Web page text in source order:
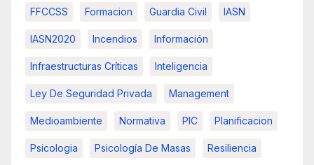
FFCCSS Formacion Guardia Civil IASN
IASN2020 Incendios Información
Infraestructuras Críticas Inteligencia
Ley De Seguridad Privada Management
Medioambiente Normativa PIC Planificacion
Psicologia Psicología De Masas Resiliencia